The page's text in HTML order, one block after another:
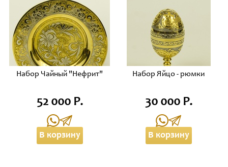
Набор Чайный "Нефрит"
52 000 Р.
В корзину
Набор Яйцо - рюмки
30 000 Р.
В корзину